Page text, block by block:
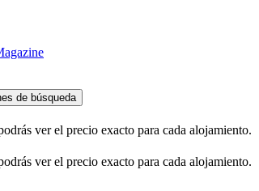
de búsqueda
ver el precio exacto para cada alojamiento.
ver el precio exacto para cada alojamiento.